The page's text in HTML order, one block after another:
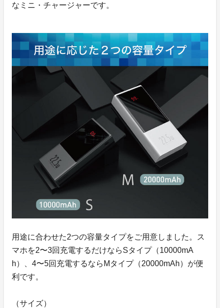
なミニ・チャージャーです。
用途に合わせた2つの容量タイプをご用意しました。ス
マホを2〜3回充電するだけならSタイプ（10000mA
h）、4〜5回充電するならMタイプ（20000mAh）が便
利です。
（サイズ）